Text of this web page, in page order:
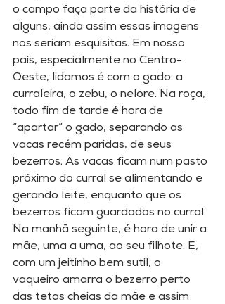
o campo faça parte da história de
alguns, ainda assim essas imagens
nos seriam esquisitas. Em nosso
país, especialmente no Centro-
Oeste, lidamos é com o gado: a
curraleira, o zebu, o nelore. Na roça,
todo fim de tarde é hora de
“apartar” o gado, separando as
vacas recém paridas, de seus
bezerros. As vacas ficam num pasto
próximo do curral se alimentando e
gerando leite, enquanto que os
bezerros ficam guardados no curral.
Na manhã seguinte, é hora de unir a
mãe, uma a uma, ao seu filhote. E,
com um jeitinho bem sutil, o
vaqueiro amarra o bezerro perto
das tetas cheias da mãe e assim